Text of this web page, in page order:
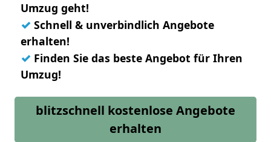
Umzug geht!
✓ Schnell & unverbindlich Angebote
erhalten!
✓ Finden Sie das beste Angebot für Ihren
Umzug!
blitzschnell kostenlose Angebote
erhalten